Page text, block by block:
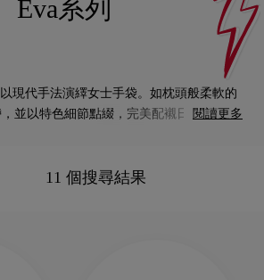
Eva系列
現代手法演繹女士手袋。如枕頭般柔軟的
並以特色細節點綴，完美配襯日夜造型，
閱讀更多
11 個搜尋結果